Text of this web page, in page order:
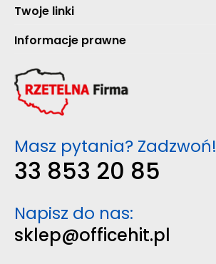
Twoje linki
Informacje prawne
Masz pytania? Zadzwoń!
33 853 20 85
Napisz do nas:
sklep@officehit.pl